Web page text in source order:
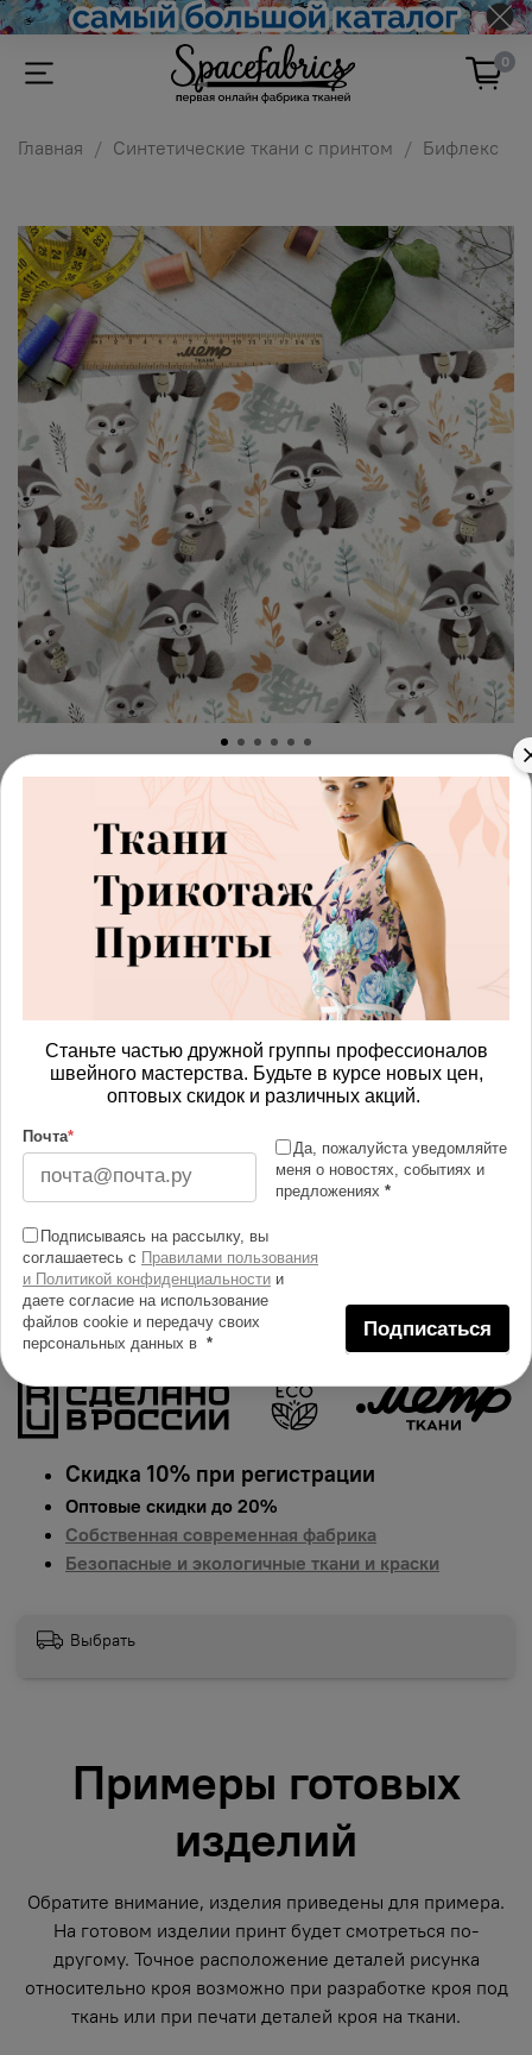
0
Главная Синтетические ткани с принтом Бифлекс
(0) арт.42872320_biflex
Ткань премиум бифлекс
семья енотов
Получить доступ к оптовым ценам
697.00 руб
В корзину
Изменить масштаб
Купить в 1 клик
Добавить в сравнение
Яркий и сочный принт на ткани бифлекс премиум.
Гарантированная долговечность цвета, идеально
подходит для одежды, домашнего текстиля и
аксессуаров. Цена указана за 1 п.м.
Скидка 10% при регистрации
Оптовые скидки до 20%
Собственная современная фабрика
Безопасные и экологичные ткани и краски
Выбрать
Примеры готовых
изделий
Обратите внимание, изделия приведены для примера.
На готовом изделии принт будет смотреться по-
другому. Точное расположение деталей рисунка
относительно кроя возможно при разработке кроя под
ткань или при печати деталей кроя на ткани.
Станьте частью дружной группы профессионалов
швейного мастерства. Будьте в курсе новых цен,
оптовых скидок и различных акций.
Почта*
Да, пожалуйста уведомляйте
меня о новостях, событиях и
предложениях *
Подписываясь на рассылку, вы
соглашаетесь с Правилами пользования
и Политикой конфиденциальности и
даете согласие на использование
файлов cookie и передачу своих
персональных данных в *
Подписаться